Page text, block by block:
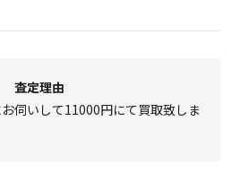
査定理由
伺いして11000円にて買取致しま